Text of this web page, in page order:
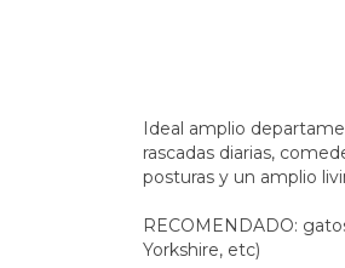
Ideal amplio
rascadas diarias,
posturas y un amplio
RECOMENDADO:
Yorkshire, etc)